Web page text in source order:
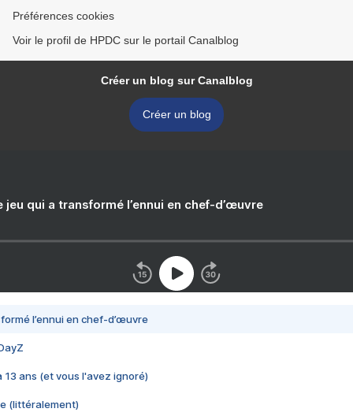
Préférences cookies
Voir le profil de HPDC sur le portail Canalblog
Créer un blog sur Canalblog
Créer un blog
jeu qui a transformé l’ennui en chef-d’œuvre
l’ennui en chef-d’œuvre
13 ans (et vous l'avez ignoré)
(littéralement)